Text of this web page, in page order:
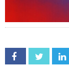
Facebook Twitter